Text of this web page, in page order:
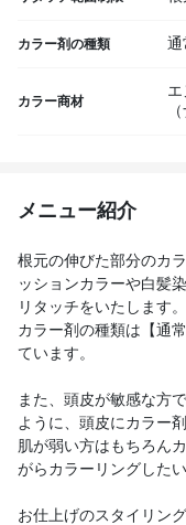
カラー剤の種類 通
カラー商材
エ
メニュー紹介
根元の伸びた部分のカ
ッションカラーや白髪
リタッチをいたします。
カラー剤の種類は【通
ています。
また、頭皮が敏感な方
ように、頭皮にカラー
肌が弱い方はもちろん
がらカラーリングした
お仕上げのスタイリン